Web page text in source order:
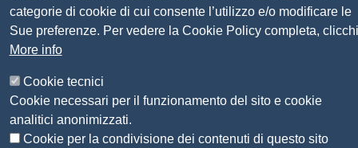
Sito web
Amministrazione trasparente
Mappa del sito
Social Media Policy
Dichiarazione di accessibilità
Feedback accessibilità
Siti tematici: Maremma e Tirreno Itinerari
categorie di cookie di cui consente l’utilizzo e/o modificare le
Sue preferenze. Per vedere la Cookie Policy completa, clicchi
More info
Cookie tecnici
Cookie necessari per il funzionamento del sito e cookie
analitici anonimizzati.
Cookie per la condivisione dei contenuti di questo sito